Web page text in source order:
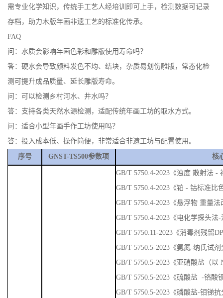
水质检测手段。GNST-TS500 便携式多参数饮用水检测仪，适配非
遗印刷场景，可检测总硬度、浊度、pH 值、TDS、重金属、余氯等
关键指标。
仪器体积小巧，可直接放置在印制工作台旁，年画艺人可在每日开
工前对调墨用水、雕版清洗用水抽样检测，根据水质参数调整颜料
配比，减少雕版磨损，稳定年画色彩与成品率。设备操作简单，无
需专业化学知识，传统手工艺人经培训即可上手，检测数据可记录
存档，助力木版年画非遗工艺的标准化传承。
FAQ
问：水质会影响年画色彩和雕版使用寿命吗？
答：硬水会导致颜料发色不均、结块，杂质易划伤雕版，常态化检
测可提升成品质量、延长雕版寿命。
答：支持各类天然水源检测，适配传统年画工坊的取水方式。
问：适合小型年画手作工坊使用吗？
答：投入成本低、操作简便，非常适合非遗工坊与配置使用。
核
GB/T 5750.4-2023《浊度 散射法
GB/T 5750.4-2023《铂 - 钴标准比
GB/T 5750.4-2023《悬浮物 重量法